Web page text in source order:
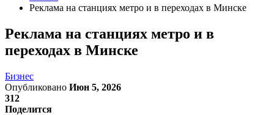
Реклама на станциях метро и в переходах в Минске
Реклама на станциях метро и в
переходах в Минске
Бизнес
Опубликовано Июн 5, 2026
312
Поделится